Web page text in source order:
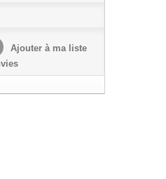
Ajouter à ma liste